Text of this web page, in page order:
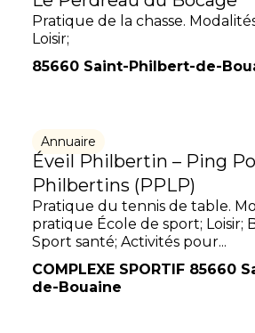
Pratique de la chasse.
Loisir;
85660 Saint-Philbert-de-
Annuaire
Éveil Philbertin – Ping
Philbertins (PPLP)
Pratique du tennis de table.
pratique École de sport; Loisir;
Sport santé; Activités pour...
COMPLEXE SPORTIF 85660
de-Bouaine